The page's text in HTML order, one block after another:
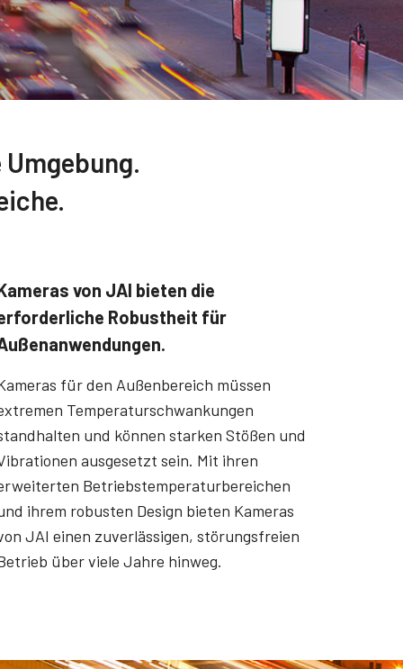
von JAI bieten die
Robustheit für
für den Außenbereich müssen
Temperaturschwankungen
und können starken Stößen und
ausgesetzt sein. Mit ihren
Betriebstemperaturbereichen
ihrem robusten Design bieten Kameras
JAI einen zuverlässigen, störungsfreien
über viele Jahre hinweg.